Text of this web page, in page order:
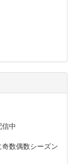
中
数偶数シーズン